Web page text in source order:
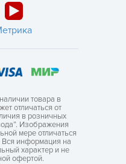
товара в
отличаться от
в розничных
Изображения
мере отличаться
Вся информация на
характер и не
офертой.